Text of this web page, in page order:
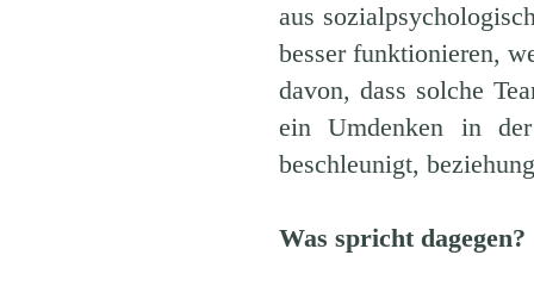
aus
besser funktionieren,
davon, dass solche
ein Umdenken in
beschleunigt,
Was spricht dagegen?